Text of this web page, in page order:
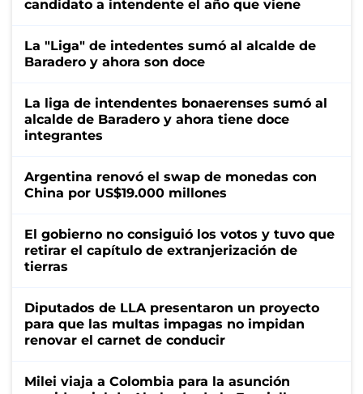
candidato a intendente el año que viene
La "Liga" de intedentes sumó al alcalde de
Baradero y ahora son doce
La liga de intendentes bonaerenses sumó al
alcalde de Baradero y ahora tiene doce
integrantes
Argentina renovó el swap de monedas con
China por US$19.000 millones
El gobierno no consiguió los votos y tuvo que
retirar el capítulo de extranjerización de
tierras
Diputados de LLA presentaron un proyecto
para que las multas impagas no impidan
renovar el carnet de conducir
Milei viaja a Colombia para la asunción